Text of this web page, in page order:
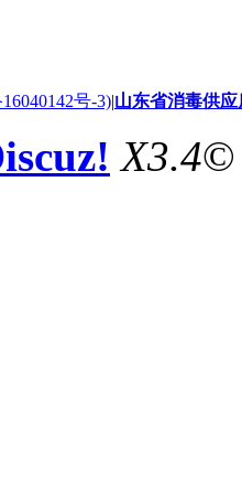
号-3)|山东省消毒供
X3.4©